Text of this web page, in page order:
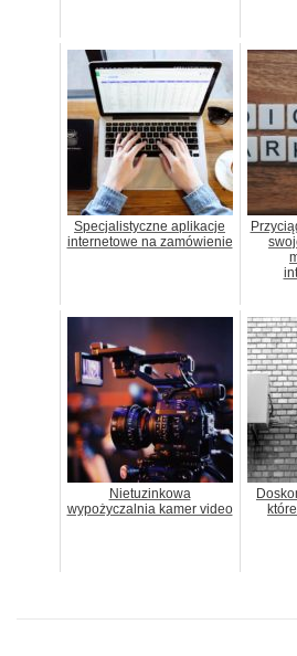
Specjalistyczne aplikacje
internetowe na zamówienie
Nietuzinkowa
wypożyczalnia kamer video